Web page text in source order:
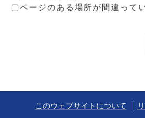
ページのある場所が間違って
このウェブサイトについて